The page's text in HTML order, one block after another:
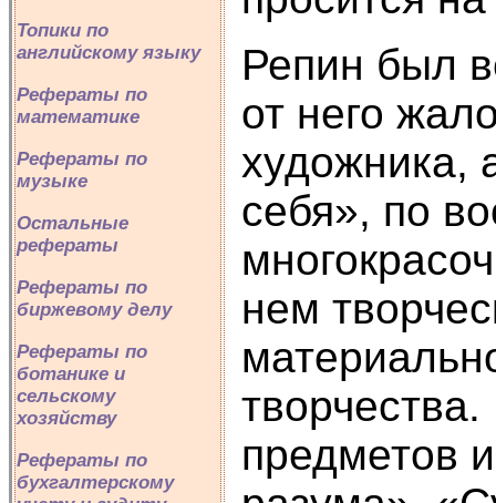
Топики по
английскому языку
Рефераты по
математике
Рефераты по
музыке
Остальные
рефераты
Рефераты по
биржевому делу
Рефераты по
ботанике и
сельскому
хозяйству
Рефераты по
бухгалтерскому
Репин был
от него
художника,
себя», по
нем
предметов